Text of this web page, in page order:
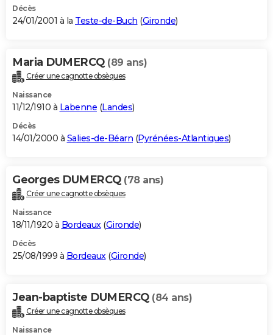
Décès
24/01/2001 à la Teste-de-Buch (Gironde)
Maria DUMERCQ (89 ans)
Créer une cagnotte obsèques
Naissance
11/12/1910 à Labenne (Landes)
Décès
14/01/2000 à Salies-de-Béarn (Pyrénées-Atlantiques)
Georges DUMERCQ (78 ans)
Créer une cagnotte obsèques
Naissance
18/11/1920 à Bordeaux(Gironde)
Décès
25/08/1999 à Bordeaux(Gironde)
Jean-baptiste DUMERCQ (84 ans)
Créer une cagnotte obsèques
Naissance